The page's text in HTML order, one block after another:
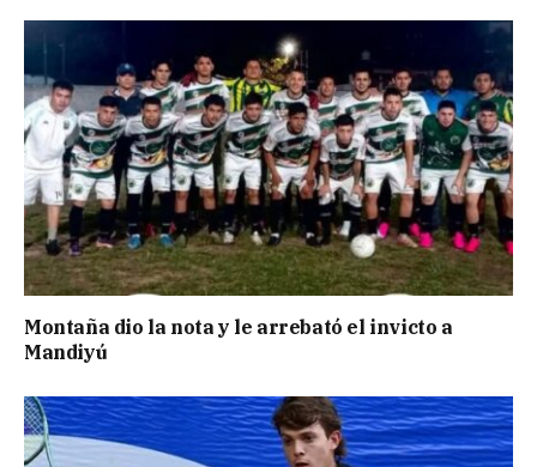
Montaña dio la nota y le arrebató el invicto a
Mandiyú